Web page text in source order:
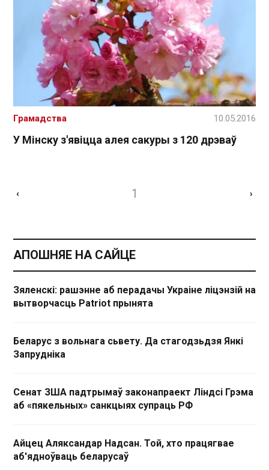
У Мінску з'явіцца алея сакуры з 120 дрэваў
Грамадства 10.05.2016
‹ 1 ›
АПОШНЯЕ НА САЙЦЕ
Зяленскі: рашэнне аб перадачы Украіне ліцэнзій на
вытворчасць Patriot прынята
Беларус з вольнага сьвету. Да стагодзьдзя Янкі
Запрудніка
Сенат ЗША падтрымаў законапраект Ліндсі Грэма
аб «пякельных» санкцыях супраць РФ
Айцец Аляксандар Надсан. Той, хто працягвае
аб'ядноўваць беларусаў